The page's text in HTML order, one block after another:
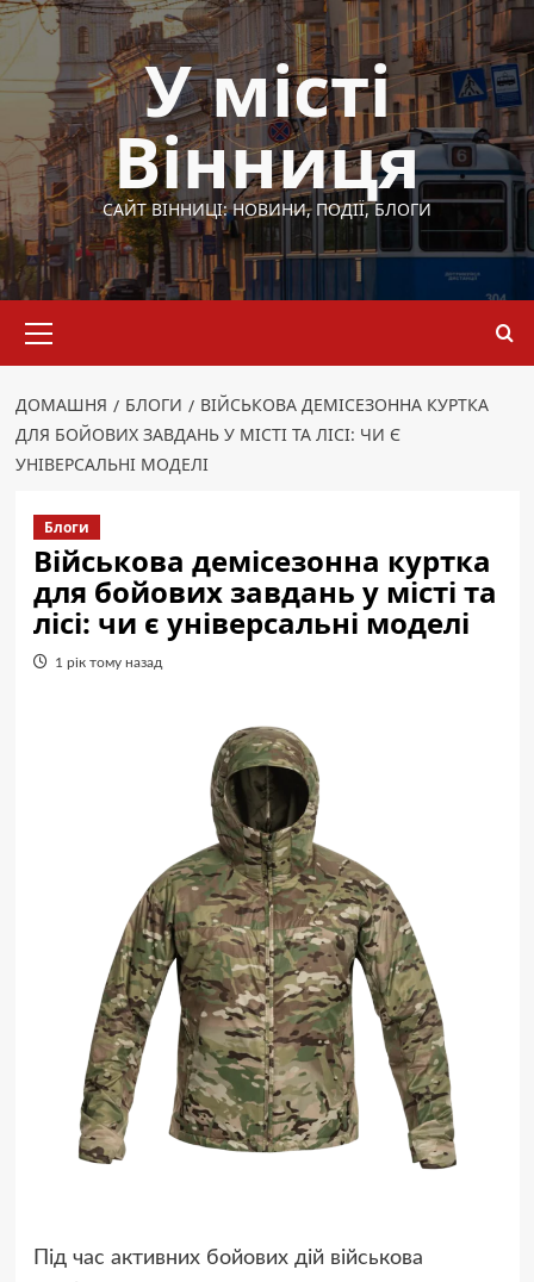
Перейти
до
вмісту
У місті
Вінниця
САЙТ ВІННИЦІ: НОВИНИ, ПОДІЇ, БЛОГИ
меню
ДОМАШНЯ БЛОГИ
ВІЙСЬКОВА ДЕМІСЕЗОННА КУРТКА
ДЛЯ БОЙОВИХ ЗАВДАНЬ У МІСТІ ТА ЛІСІ: ЧИ Є
УНІВЕРСАЛЬНІ МОДЕЛІ
Блоги
Військова демісезонна куртка
для бойових завдань у місті та
лісі: чи є універсальні моделі
1 рік тому назад
Під час активних бойових дій військова